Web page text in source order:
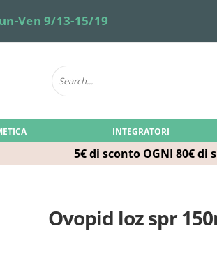
5€ di sconto OGNI 80€ di
Ven 9/13-15/19
INTEGRATORI
Ovopid loz spr